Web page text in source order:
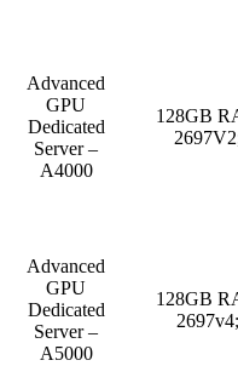
Advanced
GPU
Dedicated
Server –
A4000
128GB
Advanced
GPU
Dedicated
Server –
A5000
128GB